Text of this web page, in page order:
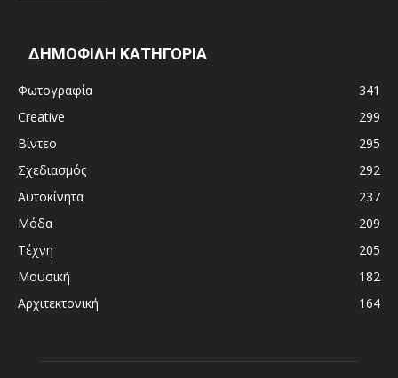
ΔΗΜΟΦΙΛΗ ΚΑΤΗΓΟΡΙΑ
Φωτογραφία
341
Creative
299
Βίντεο
295
Σχεδιασμός
292
Αυτοκίνητα
237
Μόδα
209
Τέχνη
205
Μουσική
182
Αρχιτεκτονική
164